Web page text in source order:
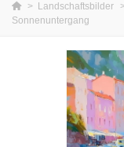
Neuheiten
Landschaftsbilder
Blumenbilder
Porträtbilder
> Landschaftsbilder
Sonnenuntergang